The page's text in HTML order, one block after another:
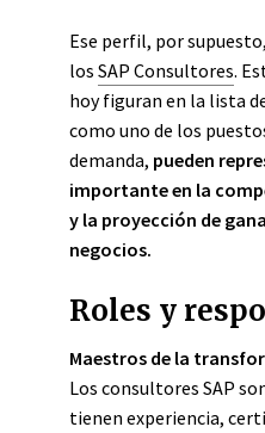
Ese perfil, por
los SAP Consultores.
hoy figuran en la lista
como uno de los
demanda, pueden
importante en la
y la proyección de
negocios.
Roles y
Maestros de la
Los consultores SAP
tienen experiencia,